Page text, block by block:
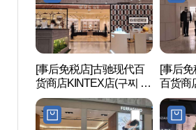
[事后免税店]古驰现代百
货商店KINTEX店(구찌 현
대백화점 킨텍스점)
[事后
百货商
리 현